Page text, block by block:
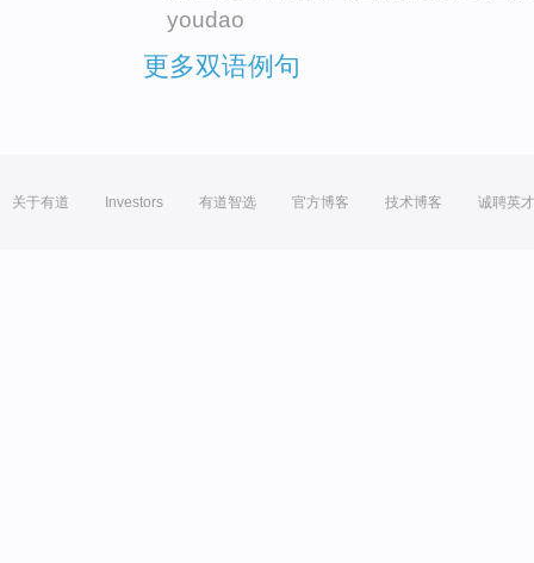
youdao
更多双语例句
关于有道 Investors 有道智选 官方博客 技术博客 诚聘英才